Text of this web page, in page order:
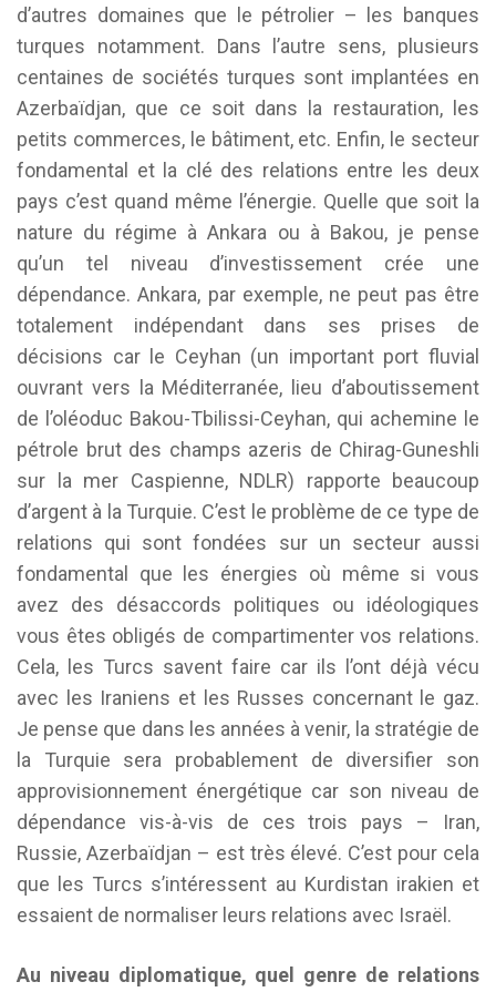
d’autres domaines que le pétrolier – les banques
turques notamment. Dans l’autre sens, plusieurs
centaines de sociétés turques sont implantées en
Azerbaïdjan, que ce soit dans la restauration, les
petits commerces, le bâtiment, etc. Enfin, le secteur
fondamental et la clé des relations entre les deux
pays c’est quand même l’énergie. Quelle que soit la
nature du régime à Ankara ou à Bakou, je pense
qu’un tel niveau d’investissement crée une
dépendance. Ankara, par exemple, ne peut pas être
totalement indépendant dans ses prises de
décisions car le Ceyhan (un important port fluvial
ouvrant vers la Méditerranée, lieu d’aboutissement
de l’oléoduc Bakou-Tbilissi-Ceyhan, qui achemine le
pétrole brut des champs azeris de Chirag-Guneshli
sur la mer Caspienne, NDLR) rapporte beaucoup
d’argent à la Turquie. C’est le problème de ce type de
relations qui sont fondées sur un secteur aussi
fondamental que les énergies où même si vous
avez des désaccords politiques ou idéologiques
vous êtes obligés de compartimenter vos relations.
Cela, les Turcs savent faire car ils l’ont déjà vécu
avec les Iraniens et les Russes concernant le gaz.
Je pense que dans les années à venir, la stratégie de
la Turquie sera probablement de diversifier son
approvisionnement énergétique car son niveau de
dépendance vis-à-vis de ces trois pays – Iran,
Russie, Azerbaïdjan – est très élevé. C’est pour cela
que les Turcs s’intéressent au Kurdistan irakien et
essaient de normaliser leurs relations avec Israël.
Au niveau diplomatique, quel genre de relations